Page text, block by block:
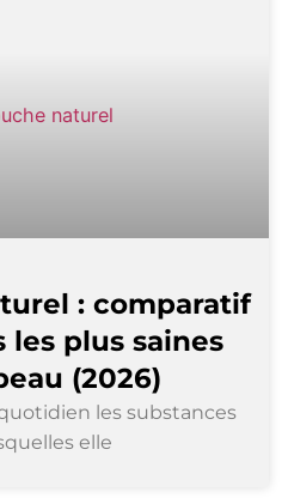
: comparatif
les plus saines
(2026)
les substances
elle